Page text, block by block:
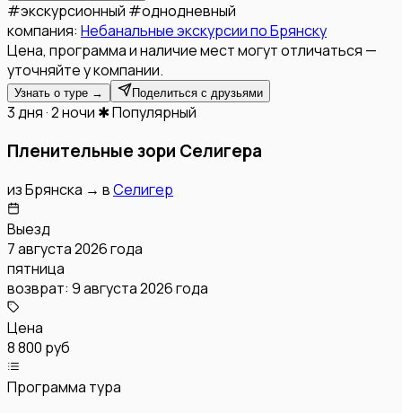
#экскурсионный #однодневный
компания: Небанальные экскурсии по Брянску
Цена, программа и наличие мест могут отличаться —
уточняйте у компании.
Узнать о туре → Поделиться с друзьями
3 дня · 2 ночи ✱ Популярный
Пленительные зори Селигера
изБрянска → вСелигер
Выезд
7 августа 2026 года
пятница
возврат: 9 августа 2026 года
Цена
8 800 руб
Программа тура